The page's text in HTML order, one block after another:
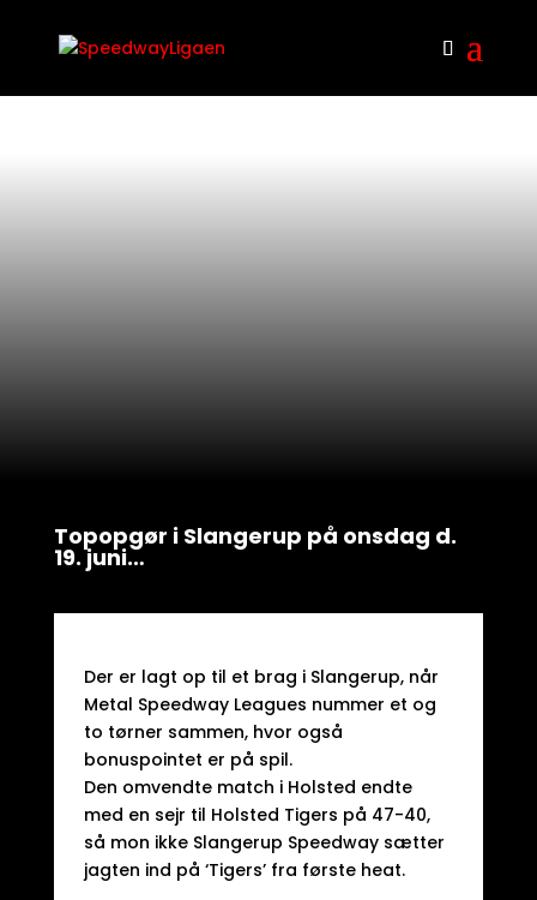
Topopgør i Slangerup på onsdag d.
19. juni…
Der er lagt op til et brag i Slangerup, når
Metal Speedway Leagues nummer et og
to tørner sammen, hvor også
bonuspointet er på spil.
Den omvendte match i Holsted endte
med en sejr til Holsted Tigers på 47-40,
så mon ikke Slangerup Speedway sætter
jagten ind på ‘Tigers’ fra første heat.